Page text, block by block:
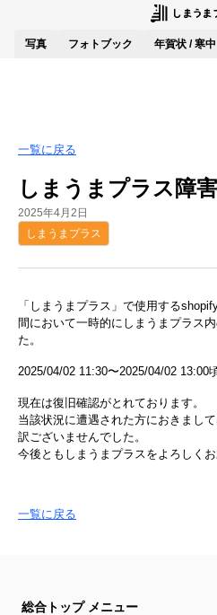
写真 フォトブック 年賀状 / 寒中
一覧に戻る
しまうまプラス障
2025年4月2日
しまうまプラス
「しまうまプラス」で使用する
間において一時的にしまうまプラス
た。
2025/04/02 11:30〜2025/04/02 13:00
現在は復旧確認がとれております。
当該状況に遭遇された方におきまし
訳ございませんでした。
今後ともしまうまプラスをよろしくお
一覧に戻る
総合トップ メニュー